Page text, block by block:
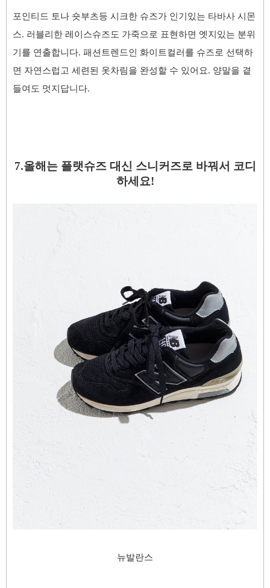
포인티드 토나 숏부츠등 시크한 슈즈가 인기있는 타바사 시몬
스. 러블리한 레이스슈즈도 가죽으로 표현하면 엣지있는 분위
기를 연출합니다. 패션트렌드인 화이트컬러를 슈즈로 선택하
면 자연스럽고 세련된 옷차림을 완성할 수 있어요. 양말을 곁
들여도 멋지답니다.
7.올해는 플랫슈즈 대신 스니커즈로 바꿔서 코디
하세요!
뉴발란스